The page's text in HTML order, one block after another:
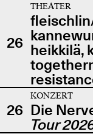
26
THEATER
heikkilä,
26
KONZERT
Die
Tour